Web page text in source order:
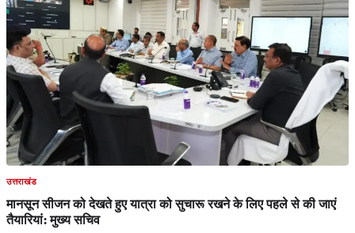
उत्तराखंड
मानसून सीजन को देखते हुए यात्रा को सुचारू रखने के लिए पहले से की जाएं
तैयारियां: मुख्य सचिव